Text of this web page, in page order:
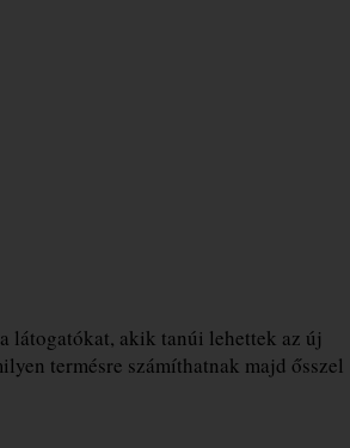
látogatókat, akik tanúi lehettek az új
termésre számíthatnak majd ősszel